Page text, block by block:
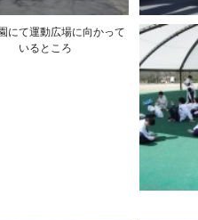
にて運動広場に向かって
いるところ